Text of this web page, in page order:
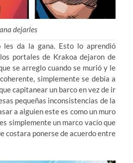
dejarles
les da la gana. Esto lo aprendió
portales de Krakoa dejaron de
se arreglo cuando se murió y le
simplemente se debía a
capitanear un barco en vez de ir
pequeñas inconsistencias de la
a alguien este es como un muro
simplemente un marco vacío que
costara ponerse de acuerdo entre